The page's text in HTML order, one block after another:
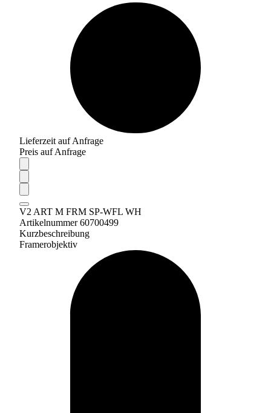
Lieferzeit auf Anfrage
Preis auf Anfrage
V2 ART M FRM SP-WFL WH
Artikelnummer 60700499
Kurzbeschreibung
Framerobjektiv